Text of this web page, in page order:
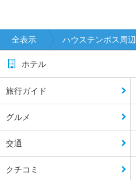
全表示 ハウステンボス周辺
ホテル
旅行ガイド
グルメ
交通
クチコミ